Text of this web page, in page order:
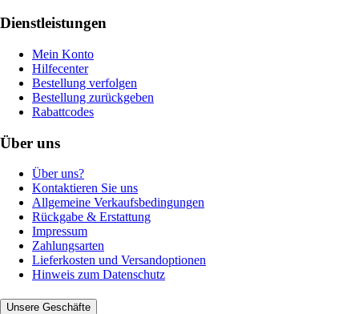
Dienstleistungen
Mein Konto
Hilfecenter
Bestellung verfolgen
Bestellung zurückgeben
Rabattcodes
Über uns
Über uns?
Kontaktieren Sie uns
Allgemeine Verkaufsbedingungen
Rückgabe & Erstattung
Impressum
Zahlungsarten
Lieferkosten und Versandoptionen
Hinweis zum Datenschutz
Unsere Geschäfte